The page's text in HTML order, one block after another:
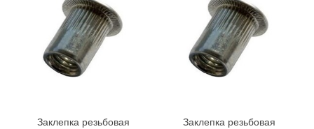
Заклепка резьбовая
Заклепка резьбовая